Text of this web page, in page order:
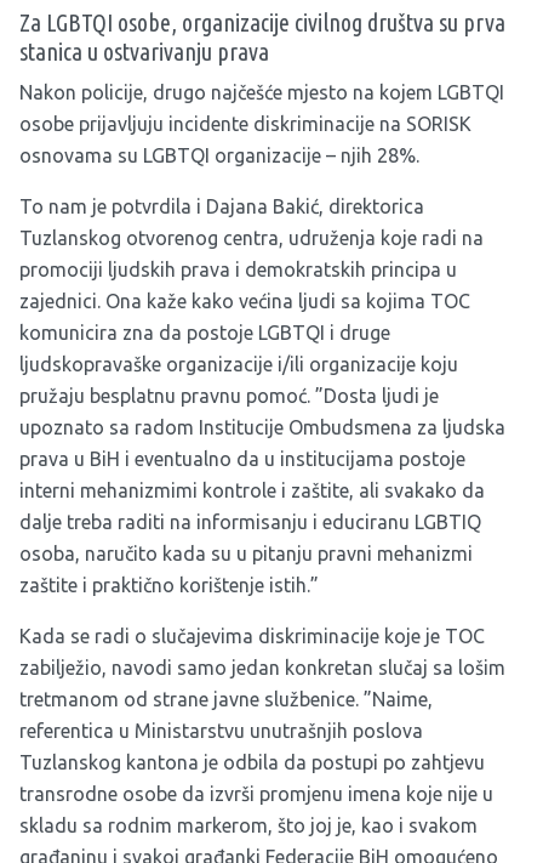
Za LGBTQI osobe, organizacije civilnog društva su prva
stanica u ostvarivanju prava
Nakon policije, drugo najčešće mjesto na kojem LGBTQI
osobe prijavljuju incidente diskriminacije na SORISK
osnovama su LGBTQI organizacije – njih 28%.
To nam je potvrdila i Dajana Bakić, direktorica
Tuzlanskog otvorenog centra, udruženja koje radi na
promociji ljudskih prava i demokratskih principa u
zajednici. Ona kaže kako većina ljudi sa kojima TOC
komunicira zna da postoje LGBTQI i druge
ljudskopravaške organizacije i/ili organizacije koju
pružaju besplatnu pravnu pomoć. ”Dosta ljudi je
upoznato sa radom Institucije Ombudsmena za ljudska
prava u BiH i eventualno da u institucijama postoje
interni mehanizmimi kontrole i zaštite, ali svakako da
dalje treba raditi na informisanju i educiranu LGBTIQ
osoba, naručito kada su u pitanju pravni mehanizmi
zaštite i praktično korištenje istih.”
Kada se radi o slučajevima diskriminacije koje je TOC
zabilježio, navodi samo jedan konkretan slučaj sa lošim
tretmanom od strane javne službenice. ”Naime,
referentica u Ministarstvu unutrašnjih poslova
Tuzlanskog kantona je odbila da postupi po zahtjevu
transrodne osobe da izvrši promjenu imena koje nije u
skladu sa rodnim markerom, što joj je, kao i svakom
građaninu i svakoj građanki Federacije BiH omogućeno